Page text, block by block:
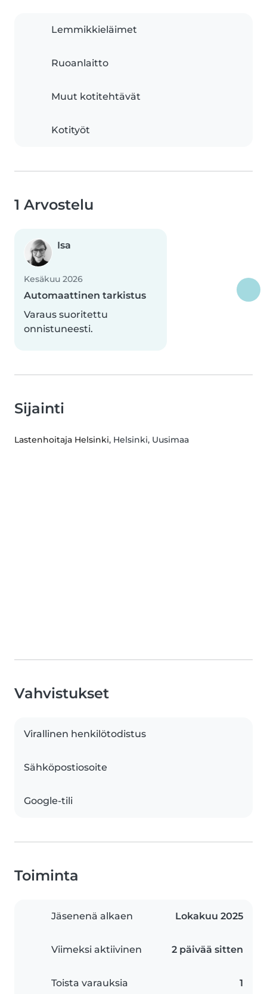
Lemmikkieläimet
Ruoanlaitto
Muut kotitehtävät
Kotityöt
1 Arvostelu
Isa
Kesäkuu 2026
Automaattinen tarkistus
Varaus suoritettu
onnistuneesti.
Sijainti
Lastenhoitaja Helsinki, Helsinki, Uusimaa
Vahvistukset
Virallinen henkilötodistus
Sähköpostiosoite
Google-tili
Toiminta
Jäsenenä alkaen Lokakuu 2025
Viimeksi aktiivinen 2 päivää sitten
Toista varauksia 1